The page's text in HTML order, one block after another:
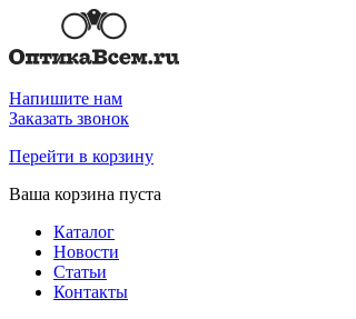
Напишите нам
Заказать звонок
Перейти в корзину
Ваша корзина пуста
Каталог
Новости
Статьи
Контакты